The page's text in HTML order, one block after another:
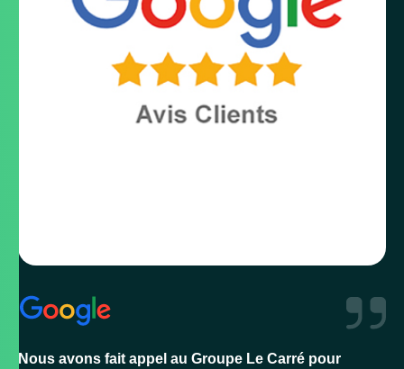
Nous avons fait appel au Groupe Le Carré pour